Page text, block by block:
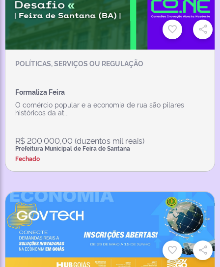
POLÍTICAS, SERVIÇOS OU REGULAÇÃO
Formaliza Feira
O comércio popular e a economia de rua são pilares
históricos da at...
R$ 200.000,00 (duzentos mil reais)
Prefeitura Municipal de Feira de Santana
Fechado